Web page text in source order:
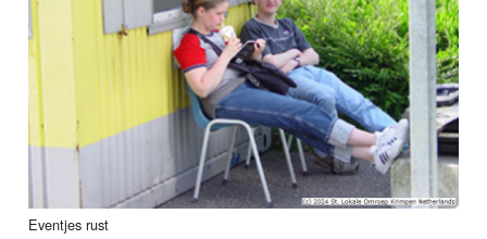
Eventjes rust